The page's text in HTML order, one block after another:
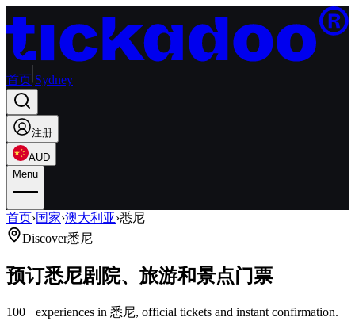
首页 Sydney
注册
AUD
Menu
首页›国家›澳大利亚›悉尼
Discover悉尼
预订悉尼剧院、旅游和景点门票
100+ experiences in 悉尼, official tickets and instant confirmation.